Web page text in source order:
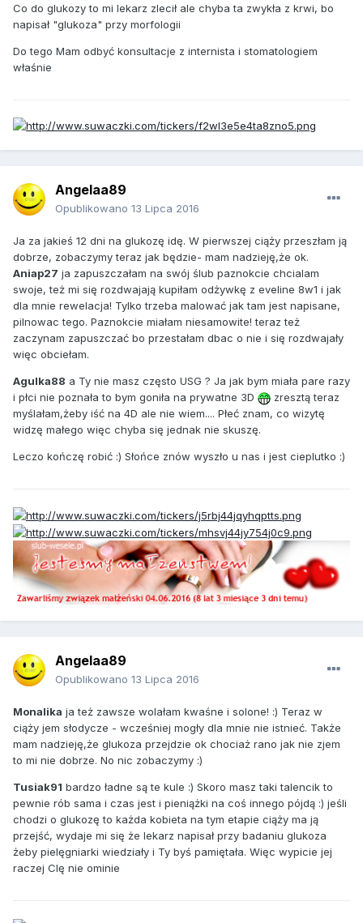
Co do glukozy to mi lekarz zlecił ale chyba ta zwykła z krwi, bo
napisał "glukoza" przy morfologii
Do tego Mam odbyć konsultacje z internista i stomatologiem
właśnie
Angelaa89
Opublikowano 13 Lipca 2016
Ja za jakieś 12 dni na glukozę idę. W pierwszej ciąży przeszłam ją
dobrze, zobaczymy teraz jak będzie- mam nadzieję,że ok.
Aniap27 ja zapuszczałam na swój ślub paznokcie chcialam
swoje, też mi się rozdwajają kupiłam odżywkę z eveline 8w1 i jak
dla mnie rewelacja! Tylko trzeba malować jak tam jest napisane,
pilnowac tego. Paznokcie miałam niesamowite! teraz też
zaczynam zapuszczać bo przestałam dbac o nie i się rozdwajały
więc obciełam.
Agulka88 a Ty nie masz często USG ? Ja jak bym miała pare razy
i płci nie poznała to bym goniła na prywatne 3D
zresztą teraz
myślałam,żeby iść na 4D ale nie wiem.... Płeć znam, co wizytę
widzę małego więc chyba się jednak nie skuszę.
Leczo kończę robić :) Słońce znów wyszło u nas i jest cieplutko :)
Angelaa89
Opublikowano 13 Lipca 2016
Monalika ja też zawsze wolałam kwaśne i solone! :) Teraz w
ciąży jem słodycze - wcześniej mogły dla mnie nie istnieć. Także
mam nadzieję,że glukoza przejdzie ok chociaż rano jak nie zjem
to mi nie dobrze. No nic zobaczymy :)
Tusiak91 bardzo ładne są te kule :) Skoro masz taki talencik to
pewnie rób sama i czas jest i pieniążki na coś innego pójdą :) jeśli
chodzi o glukozę to każda kobieta na tym etapie ciąży ma ją
przejść, wydaje mi się że lekarz napisał przy badaniu glukoza
żeby pielęgniarki wiedziały i Ty byś pamiętała. Więc wypicie jej
raczej CIę nie ominie